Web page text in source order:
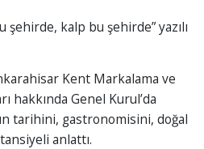
şehirde, kalp bu şehirde” yazılı
Kent Markalama ve
hakkında Genel Kurul’da
tarihini, gastronomisini, doğal
anlattı.